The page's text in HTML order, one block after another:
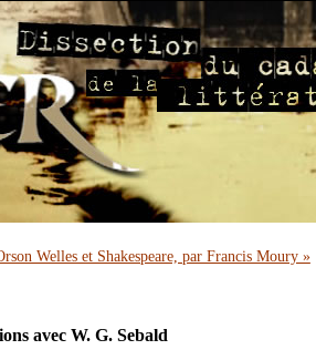
Welles et Shakespeare, par Francis Moury »
avec W. G. Sebald